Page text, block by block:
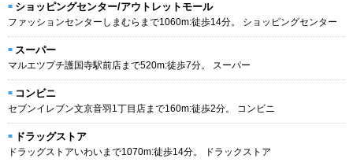
ショッピングセンター/アウトレットモール
ファッションセンターしまむらまで1060m:徒歩14分。 ショッピングセンター
スーパー
マルエツプチ護国寺駅前店まで520m:徒歩7分。 スーパー
コンビニ
セブンイレブン文京音羽1丁目店まで160m:徒歩2分。 コンビニ
ドラッグストア
ドラッグストアいわいまで1070m:徒歩14分。 ドラックストア